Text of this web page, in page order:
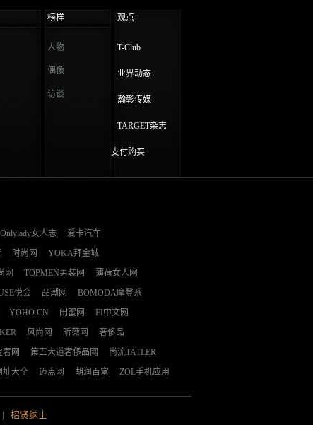
榜样 观点
人物
偶像
访谈
T-Club
业界动态
瀚彰传媒
TARGET杂志
支付购买
Onlylady女人志
爱卡汽车
时尚网
YOKA拜金城
网 TOPMEN男装网
薄荷女人网
悦会 品潮网
BOMODA摩登系
YOHO.CN 闺蜜网
FI中文网
风尚网 昕薇网
奢侈品
网 第五大道奢侈品网
尚流TATLER
址大全 迈点网 胡润百富 ZOL手机应用
招贤纳士